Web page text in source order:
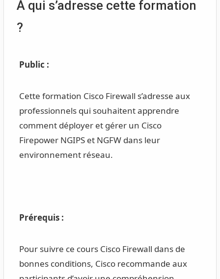
À qui s’adresse cette formation
?
Public :
Cette formation Cisco Firewall s’adresse aux
professionnels qui souhaitent apprendre
comment déployer et gérer un Cisco
Firepower NGIPS et NGFW dans leur
environnement réseau.
Prérequis :
Pour suivre ce cours Cisco Firewall dans de
bonnes conditions, Cisco recommande aux